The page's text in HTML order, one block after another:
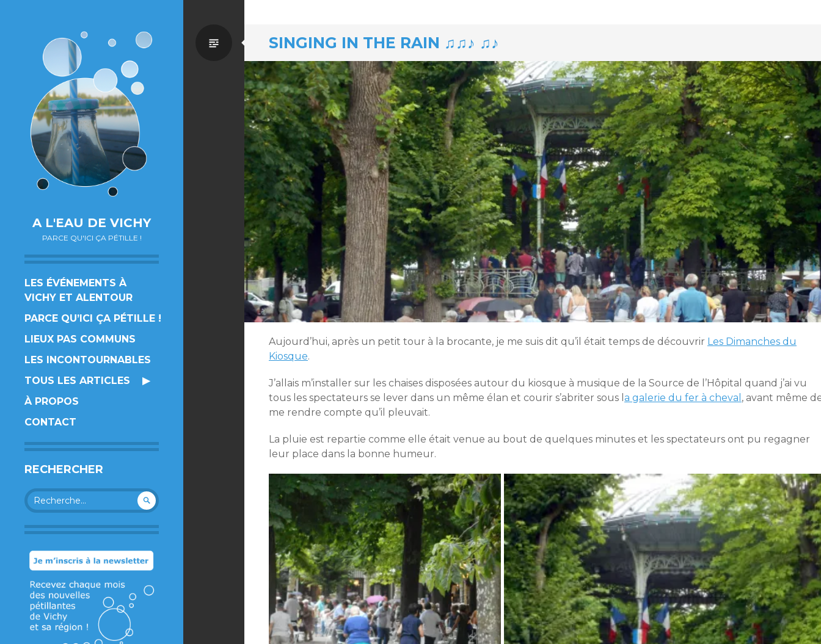
A L'EAU DE VICHY
PARCE QU'ICI ÇA PÉTILLE !
LES ÉVÉNEMENTS À
VICHY ET ALENTOUR
PARCE QU’ICI ÇA PÉTILLE !
LIEUX PAS COMMUNS
LES INCONTOURNABLES
TOUS LES ARTICLES
À PROPOS
CONTACT
RECHERCHER
Rechercher :
SINGING IN THE RAIN ♫♫♪ ♫♪
Par
défaut
Aujourd’hui, après un petit tour à la brocante, je me suis dit qu’il était temps de découvrir Les Dimanches du
Kiosque.
J’allais m’installer sur les chaises disposées autour du kiosque à musique de la Source de l’Hôpital quand j’ai vu
tous les spectateurs se lever dans un même élan et courir s’abriter sous l a galerie du fer à cheval , avant même
me rendre compte qu’il pleuvait.
La pluie est repartie comme elle était venue au bout de quelques minutes et les spectateurs ont pu regagner
leur place dans la bonne humeur.